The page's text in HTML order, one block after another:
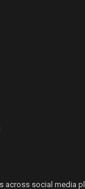
across social media